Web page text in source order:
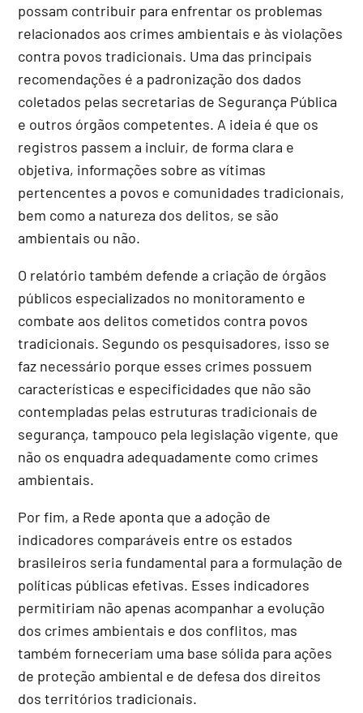
possam contribuir para enfrentar os problemas
relacionados aos crimes ambientais e às violações
contra povos tradicionais. Uma das principais
recomendações é a padronização dos dados
coletados pelas secretarias de Segurança Pública
e outros órgãos competentes. A ideia é que os
registros passem a incluir, de forma clara e
objetiva, informações sobre as vítimas
pertencentes a povos e comunidades tradicionais,
bem como a natureza dos delitos, se são
ambientais ou não.
O relatório também defende a criação de órgãos
públicos especializados no monitoramento e
combate aos delitos cometidos contra povos
tradicionais. Segundo os pesquisadores, isso se
faz necessário porque esses crimes possuem
características e especificidades que não são
contempladas pelas estruturas tradicionais de
segurança, tampouco pela legislação vigente, que
não os enquadra adequadamente como crimes
ambientais.
Por fim, a Rede aponta que a adoção de
indicadores comparáveis entre os estados
brasileiros seria fundamental para a formulação de
políticas públicas efetivas. Esses indicadores
permitiriam não apenas acompanhar a evolução
dos crimes ambientais e dos conflitos, mas
também forneceriam uma base sólida para ações
de proteção ambiental e de defesa dos direitos
dos territórios tradicionais.